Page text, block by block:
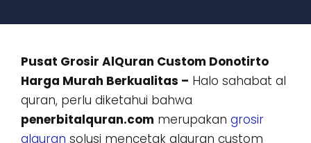
Pusat Grosir AlQuran Custom Donotirto
Harga Murah Berkualitas – Halo sahabat al
quran, perlu diketahui bahwa
penerbitalquran.com merupakan grosir
alquran solusi mencetak alquran custom